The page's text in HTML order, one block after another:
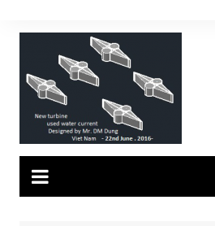
đến